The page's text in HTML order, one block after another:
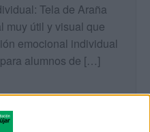
Tela de Araña
muy útil y visual que
emocional individual
alumnos de […]